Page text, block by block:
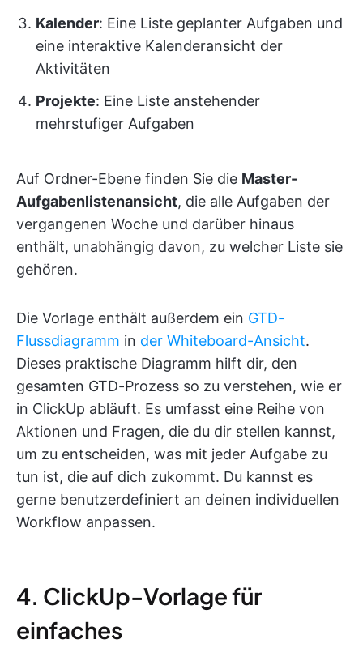
Kalender: Eine Liste geplanter Aufgaben und
eine interaktive Kalenderansicht der
Aktivitäten
Projekte: Eine Liste anstehender
mehrstufiger Aufgaben
Auf Ordner-Ebene finden Sie die Master-
Aufgabenlistenansicht, die alle Aufgaben der
vergangenen Woche und darüber hinaus
enthält, unabhängig davon, zu welcher Liste sie
gehören.
Die Vorlage enthält außerdem ein GTD-
Flussdiagramm in der Whiteboard-Ansicht.
Dieses praktische Diagramm hilft dir, den
gesamten GTD-Prozess so zu verstehen, wie er
in ClickUp abläuft. Es umfasst eine Reihe von
Aktionen und Fragen, die du dir stellen kannst,
um zu entscheiden, was mit jeder Aufgabe zu
tun ist, die auf dich zukommt. Du kannst es
gerne benutzerdefiniert an deinen individuellen
Workflow anpassen.
4. ClickUp-Vorlage für
einfaches